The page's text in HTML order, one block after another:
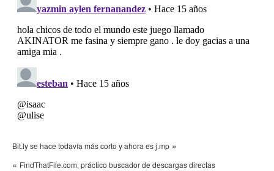
Bit.ly se hace todavía más corto y ahora es j.mp »
« FindThatFile.com, práctico buscador de descargas directas